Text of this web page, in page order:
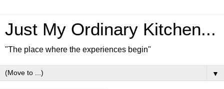
Just My Ordinary Kitchen...
"The place where the experiences begin"
▼